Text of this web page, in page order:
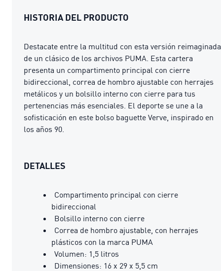
HISTORIA DEL PRODUCTO
Destacate entre la multitud con esta versión reimaginada
de un clásico de los archivos PUMA. Esta cartera
presenta un compartimento principal con cierre
bidireccional, correa de hombro ajustable con herrajes
metálicos y un bolsillo interno con cierre para tus
pertenencias más esenciales. El deporte se une a la
sofisticación en este bolso baguette Verve, inspirado en
los años 90.
DETALLES
Compartimento principal con cierre
bidireccional
Bolsillo interno con cierre
Correa de hombro ajustable, con herrajes
plásticos con la marca PUMA
Volumen: 1,5 litros
Dimensiones: 16 x 29 x 5,5 cm